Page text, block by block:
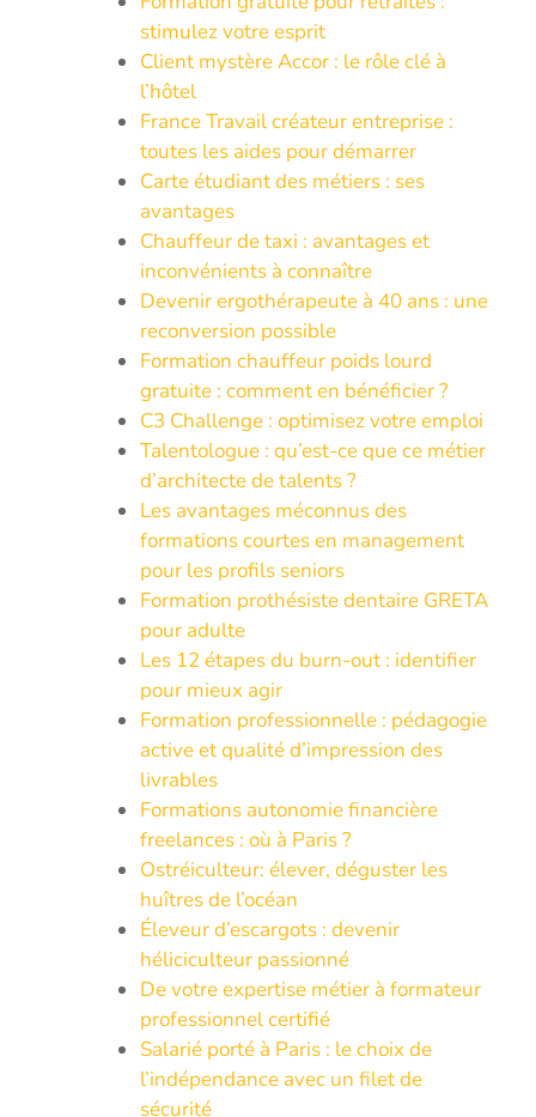
stimulez votre esprit
Client mystère Accor : le rôle clé à
l’hôtel
France Travail créateur entreprise :
toutes les aides pour démarrer
Carte étudiant des métiers : ses
avantages
Chauffeur de taxi : avantages et
inconvénients à connaître
Devenir ergothérapeute à 40 ans : une
reconversion possible
Formation chauffeur poids lourd
gratuite : comment en bénéficier ?
C3 Challenge : optimisez votre emploi
Talentologue : qu’est-ce que ce métier
d’architecte de talents ?
Les avantages méconnus des
formations courtes en management
pour les profils seniors
Formation prothésiste dentaire GRETA
pour adulte
Les 12 étapes du burn-out : identifier
pour mieux agir
Formation professionnelle : pédagogie
active et qualité d’impression des
livrables
Formations autonomie financière
freelances : où à Paris ?
Ostréiculteur: élever, déguster les
huîtres de l’océan
Éleveur d’escargots : devenir
héliciculteur passionné
De votre expertise métier à formateur
professionnel certifié
Salarié porté à Paris : le choix de
l’indépendance avec un filet de
sécurité